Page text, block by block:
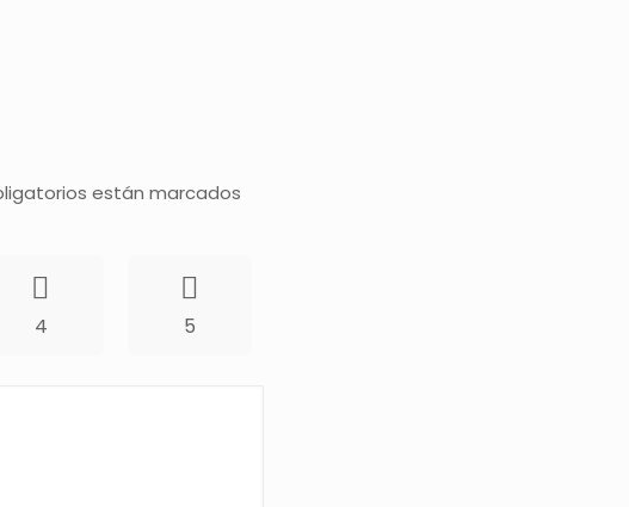
están marcados
4 5